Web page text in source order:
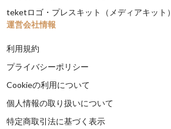
teketロゴ・プレスキット（メディアキット）
運営会社情報
利用規約
プライバシーポリシー
Cookieの利用について
個人情報の取り扱いについて
特定商取引法に基づく表示